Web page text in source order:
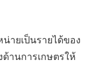
ายเป็นรายได้ของ
านการเกษตรให้